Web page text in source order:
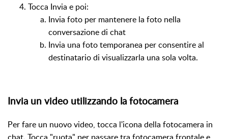
Tocca Invia e poi:
Invia foto per mantenere la foto nella
conversazione di chat
Invia una foto temporanea per consentire al
destinatario di visualizzarla una sola volta.
Invia un video utilizzando la fotocamera
Per fare un nuovo video, tocca l'icona della fotocamera in